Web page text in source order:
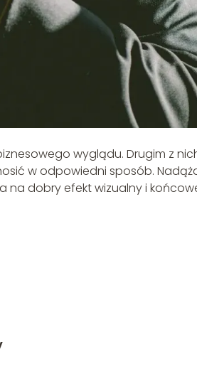
wyglądu. Drugim z
w odpowiedni sposób.
na dobry efekt wizualny i